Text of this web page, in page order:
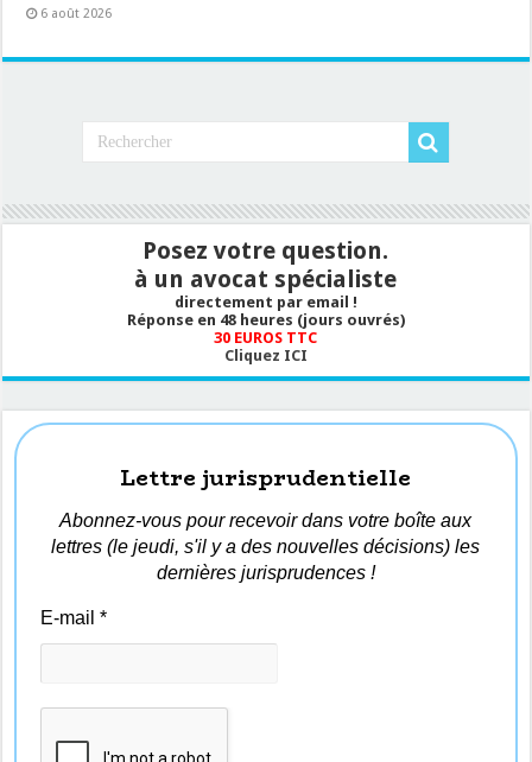
6 août 2026
Posez votre question.
à un avocat spécialiste
directement par email !
Réponse en 48 heures (jours ouvrés)
30 EUROS TTC
Cliquez ICI
Lettre jurisprudentielle
Abonnez-vous pour recevoir dans votre boîte aux
lettres (le jeudi, s'il y a des nouvelles décisions) les
dernières jurisprudences !
E-mail*